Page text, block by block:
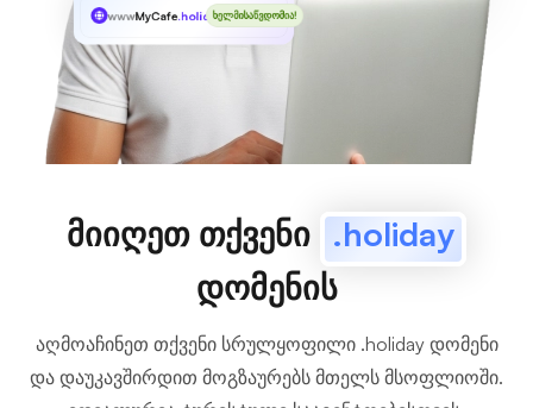
wwwMyCafe.holidayხელმისაწვდომია!
მიიღეთ თქვენი .holiday
დომენის
აღმოაჩინეთ თქვენი სრულყოფილი .holiday დომენი
და დაუკავშირდით მოგზაურებს მთელს მსოფლიოში.